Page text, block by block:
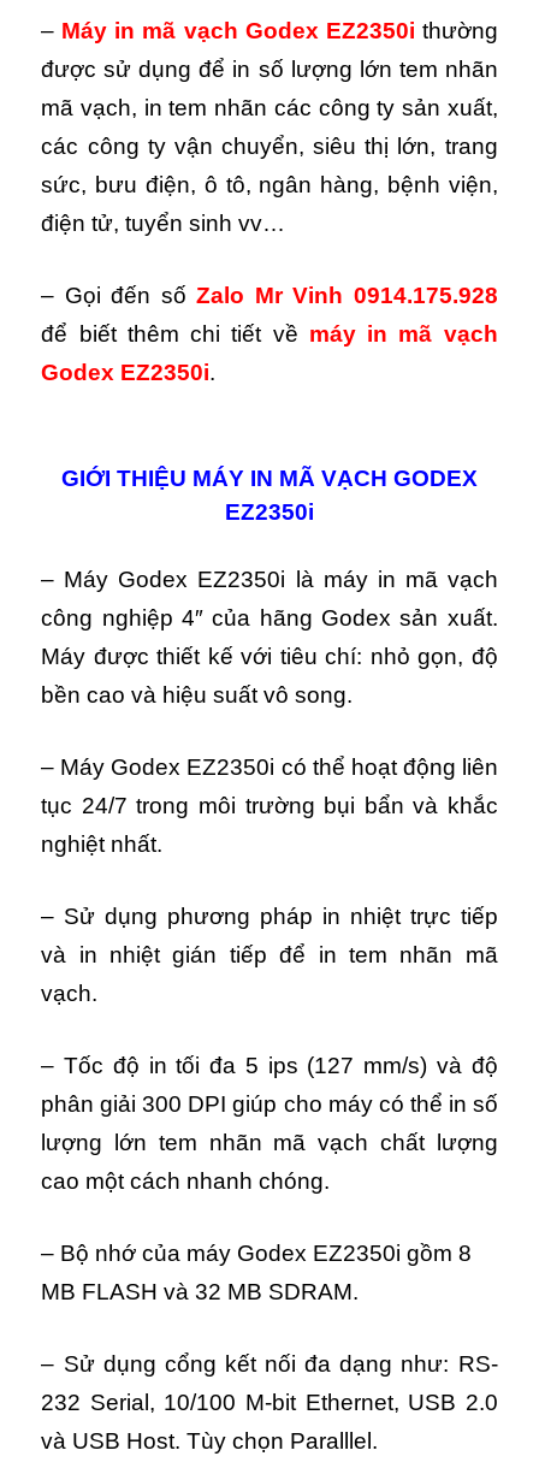
– Máy in mã vạch Godex EZ2350i thường
được sử dụng để in số lượng lớn tem nhãn
mã vạch, in tem nhãn các công ty sản xuất,
các công ty vận chuyển, siêu thị lớn, trang
sức, bưu điện, ô tô, ngân hàng, bệnh viện,
điện tử, tuyển sinh vv…
– Gọi đến sốZalo Mr Vinh 0914.175.928
để biết thêm chi tiết về máy in mã vạch
Godex EZ2350i.
GIỚI THIỆU MÁY IN MÃ VẠCH GODEX
EZ2350i
– Máy Godex EZ2350i là máy in mã vạch
công nghiệp 4″ của hãng Godex sản xuất.
Máy được thiết kế với tiêu chí: nhỏ gọn, độ
bền cao và hiệu suất vô song.
– Máy Godex EZ2350i có thể hoạt động liên
tục 24/7 trong môi trường bụi bẩn và khắc
nghiệt nhất.
– Sử dụng phương pháp in nhiệt trực tiếp
và in nhiệt gián tiếp để in tem nhãn mã
vạch.
– Tốc độ in tối đa 5 ips (127 mm/s) và độ
phân giải 300 DPI giúp cho máy có thể in số
lượng lớn tem nhãn mã vạch chất lượng
cao một cách nhanh chóng.
– Bộ nhớ của máy Godex EZ2350i gồm 8
MB FLASH và 32 MB SDRAM.
– Sử dụng cổng kết nối đa dạng như: RS-
232 Serial, 10/100 M-bit Ethernet, USB 2.0
và USB Host. Tùy chọn Paralllel.